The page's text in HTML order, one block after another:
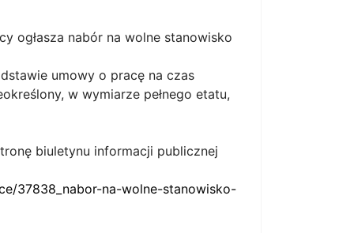
ogłasza nabór na wolne stanowisko
umowy o pracę na czas
w wymiarze pełnego etatu,
biuletynu informacji publicznej
37838_nabor-na-wolne-stanowisko-